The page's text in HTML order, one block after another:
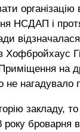
НСДАП і
в
на
не нагадувало
закладу,
року броварня